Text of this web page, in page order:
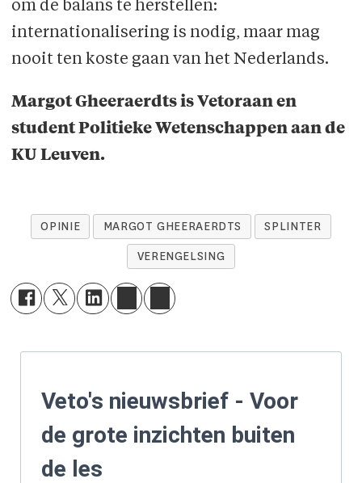
om de balans te herstellen:
internationalisering is nodig, maar mag
nooit ten koste gaan van het Nederlands.
Margot Gheeraerdts is Vetoraan en
student Politieke Wetenschappen aan de
KU Leuven.
OPINIE MARGOT GHEERAERDTS SPLINTER
VERENGELSING
Veto's nieuwsbrief - Voor
de grote inzichten buiten
de les